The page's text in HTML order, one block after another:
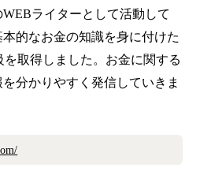
ライターとして活動して
的なお金の知識を身に付けた
取得しました。お金に関する
分かりやすく発信していきま